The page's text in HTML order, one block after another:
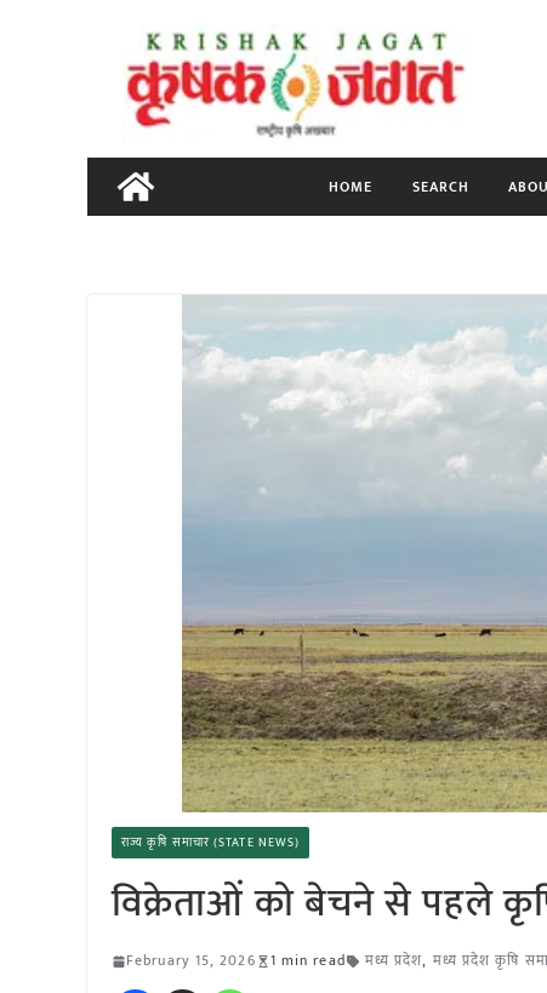
content
HOME SEARCH
राज्य कृषि समाचार (STATE NEWS)
विक्रेताओं को बेचने से पहले
February 15, 2026 1 min read मध्य प्रदेश, मध्य प्रदेश कृषि